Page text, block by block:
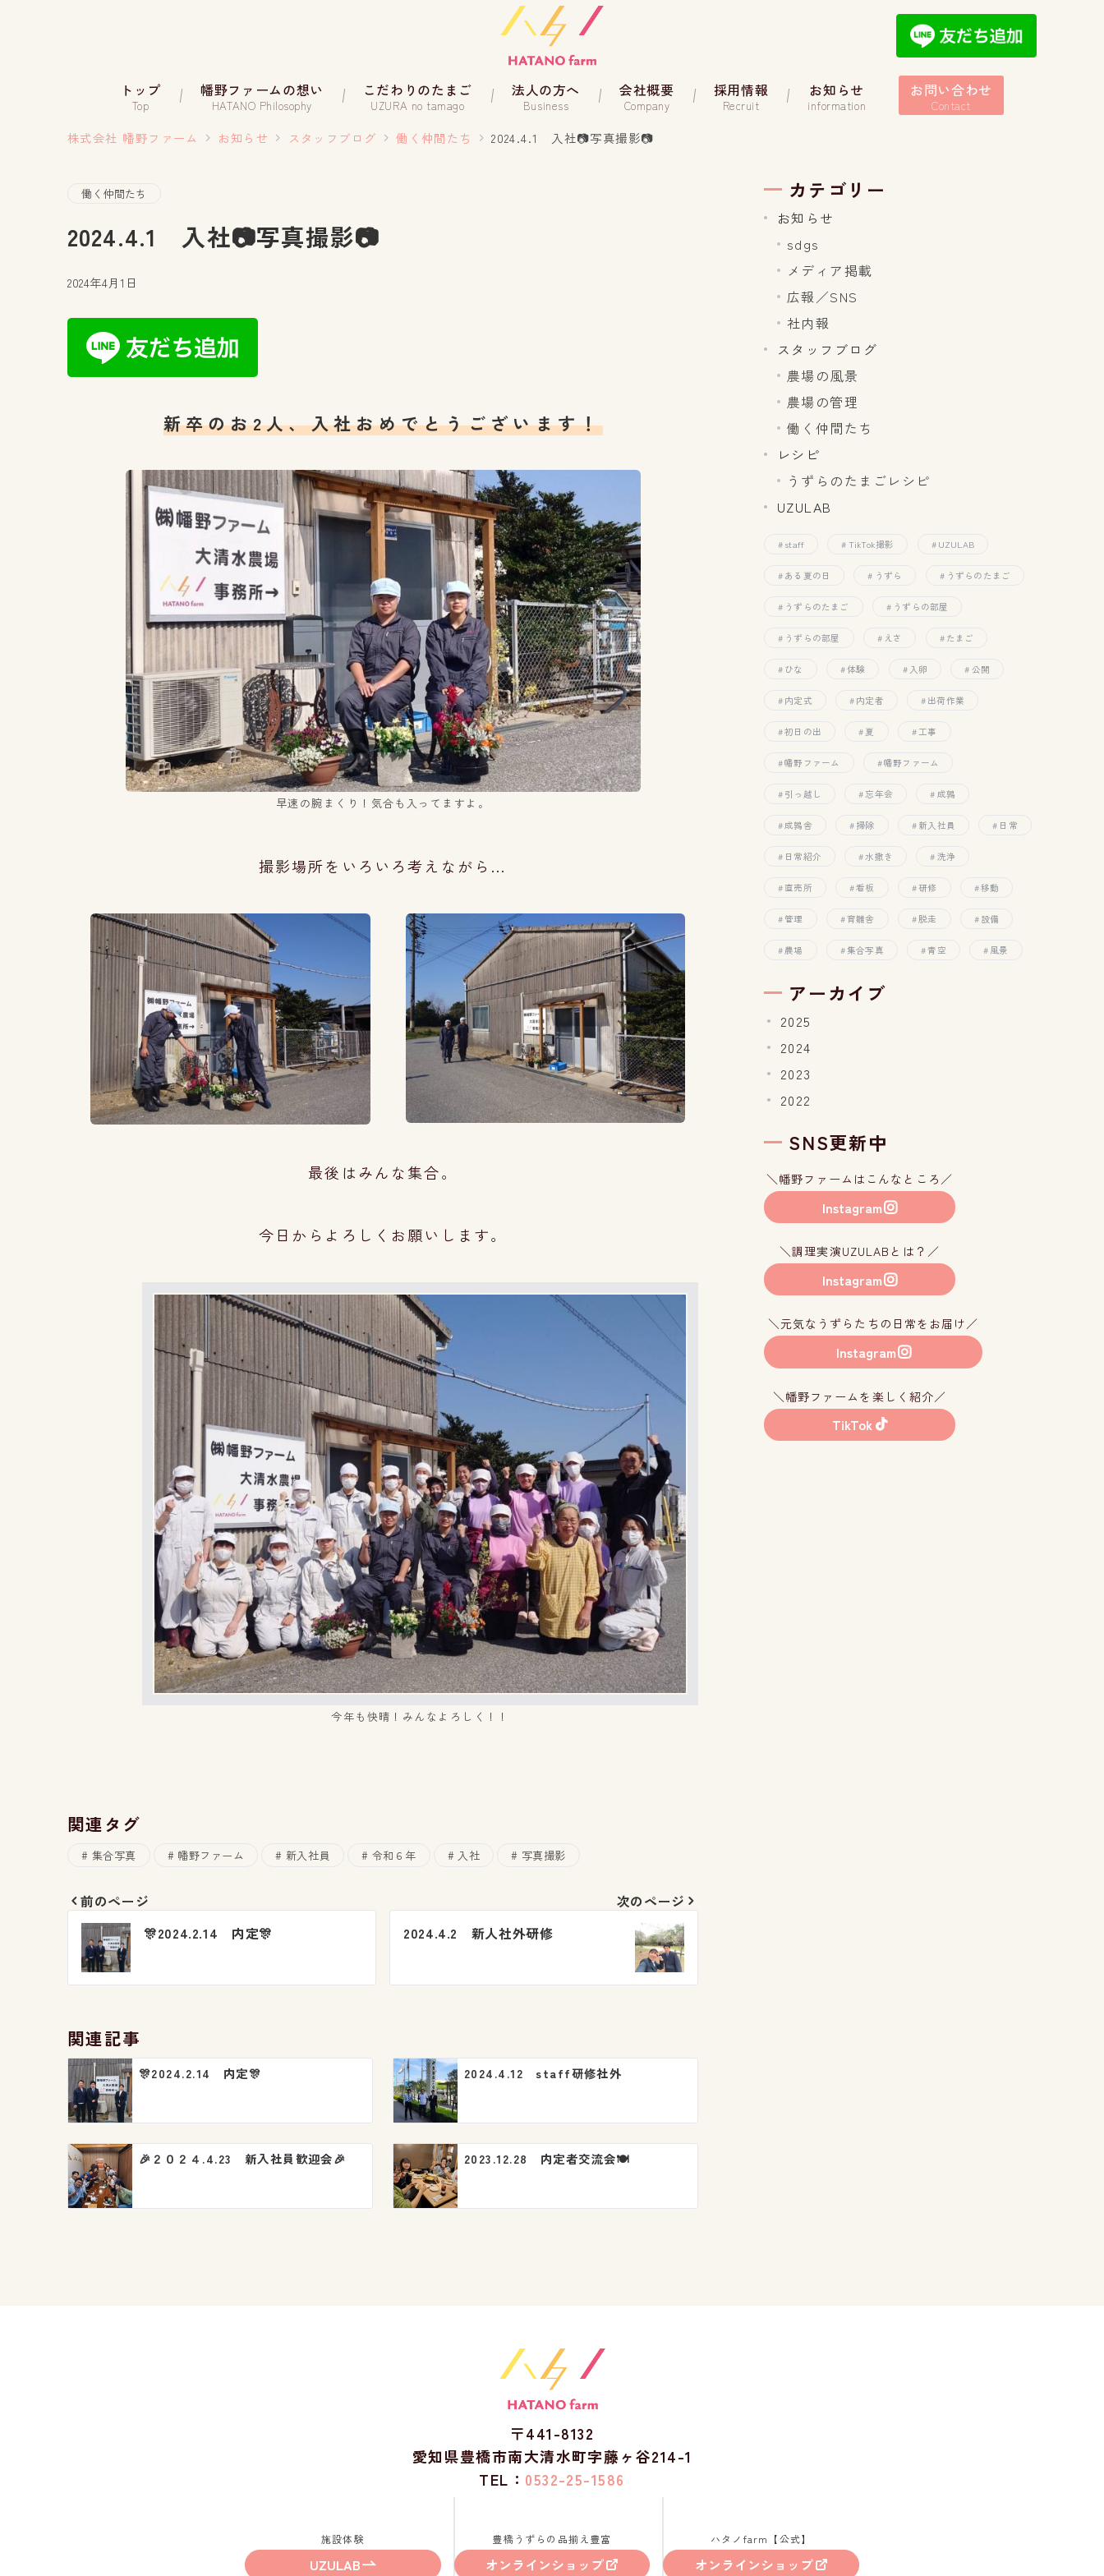
トップ
Top
幡野ファームの想い
HATANO Philosophy
こだわりのたまご
UZURA no tamago
法人の方へ
Business
会社概要
Company
採用情報
Recruit
お知らせ
information
お問い合わせ
Contact
株式会社 幡野ファーム お知らせ スタッフブログ 働く仲間たち 2024.4.1 入社📷写真撮影📷
働く仲間たち
2024.4.1 入社📷写真撮影📷
2024年4月1日
新卒のお2人、入社おめでとうございます！
早速の腕まくり！気合も入ってますよ。
撮影場所をいろいろ考えながら…
最後はみんな集合。
今日からよろしくお願いします。
今年も快晴！みんなよろしく！！
関連タグ
集合写真 幡野ファーム 新入社員 令和６年 入社 写真撮影
投
稿
ナ
ゲ
ー
シ
ョ
ン
前のページ
🎊2024.2.14 内定🎊
次のページ
2024.4.2 新人社外研修
関連記事
🎊2024.2.14 内定🎊 2024.4.12 staff研修社外
🎉２０２４.4.23 新入社員歓迎会🎉 2023.12.28 内定者交流会🍽️
カテゴリー
お知らせ
sdgs
メディア掲載
広報／SNS
社内報
スタッフブログ
農場の風景
農場の管理
働く仲間たち
レシピ
うずらのたまごレシピ
UZULAB
staff TikTok撮影 UZULAB
ある夏の日 うずら うずらのたまご
うずらのたまご うずらの部屋
うずらの部屋 えさ たまご
ひな 体験 入卵 公開
内定式 内定者 出荷作業
初日の出 夏 工事
幡野ファーム 幡野ファーム
引っ越し 忘年会 成鶉
成鶉舎 掃除 新入社員 日常
日常紹介 水撒き 洗浄
直売所 看板 研修 移動
管理 育雛舎 脱走 設備
農場 集合写真 青空 風景
アーカイブ
2025
2024
2023
2022
SNS更新中
＼幡野ファームはこんなところ／
Instagram
＼調理実演UZULABとは？／
Instagram
＼元気なうずらたちの日常をお届け／
Instagram
＼幡野ファームを楽しく紹介／
TikTok
〒441-8132
愛知県豊橋市南大清水町字藤ヶ谷214-1
TEL： 0532-25-1586
施設体験
UZULAB
豊橋うずらの品揃え豊富
オンラインショップ
ハタノfarm【公式】
オンラインショップ